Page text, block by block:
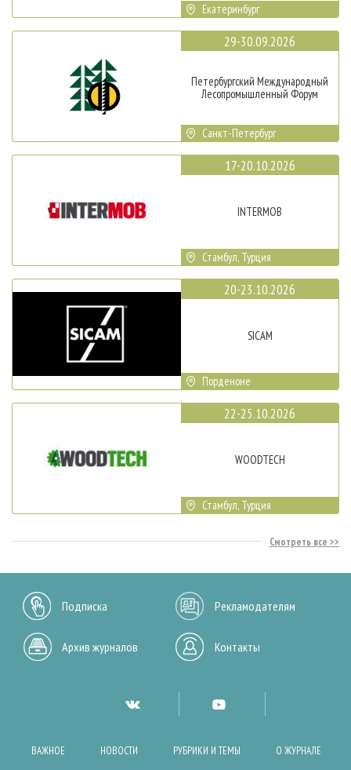
Екатеринбург
29-30.09.2026
Петербургский Международный
Лесопромышленный Форум
Санкт-Петербург
17-20.10.2026
INTERMOB
Стамбул, Турция
20-23.10.2026
SICAM
Порденоне
22-25.10.2026
WOODTECH
Стамбул, Турция
Смотреть все
Подписка Рекламодателям
Архив журналов Контакты
ВАЖНОЕ НОВОСТИ РУБРИКИ И ТЕМЫ О ЖУРНАЛЕ